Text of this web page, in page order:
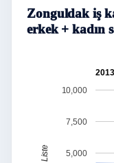
Zonguldak iş
erkek + kadın
5,000
7,500
10,000
Liste